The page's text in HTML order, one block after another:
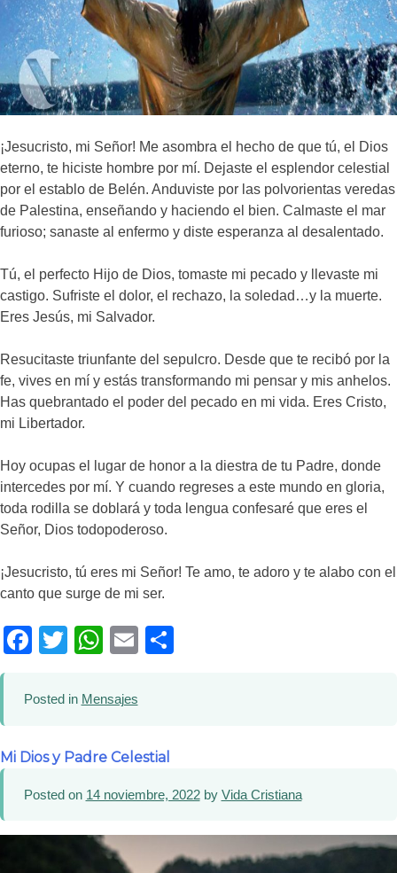
¡Jesucristo, mi Señor! Me asombra el hecho de que tú, el Dios
eterno, te hiciste hombre por mí. Dejaste el esplendor celestial
por el establo de Belén. Anduviste por las polvorientas veredas
de Palestina, enseñando y haciendo el bien. Calmaste el mar
furioso; sanaste al enfermo y diste esperanza al desalentado.
Tú, el perfecto Hijo de Dios, tomaste mi pecado y llevaste mi
castigo. Sufriste el dolor, el rechazo, la soledad…y la muerte.
Eres Jesús, mi Salvador.
Resucitaste triunfante del sepulcro. Desde que te recibó por la
fe, vives en mí y estás transformando mi pensar y mis anhelos.
Has quebrantado el poder del pecado en mi vida. Eres Cristo,
mi Libertador.
Hoy ocupas el lugar de honor a la diestra de tu Padre, donde
intercedes por mí. Y cuando regreses a este mundo en gloria,
toda rodilla se doblará y toda lengua confesaré que eres el
Señor, Dios todopoderoso.
¡Jesucristo, tú eres mi Señor! Te amo, te adoro y te alabo con el
canto que surge de mi ser.
Facebook
TwitterWhatsApp
Email
Posted in Mensajes
Mi Dios y Padre Celestial
Posted on 14 noviembre, 2022by Vida Cristiana